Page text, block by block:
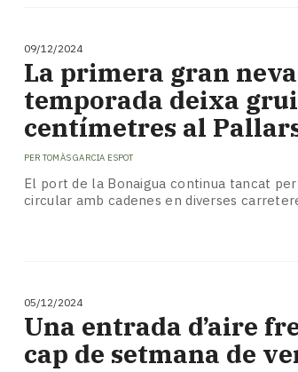
09/12/2024
La primera gran
temporada deixa
centímetres al
PER TOMÀS GARCIA ESPOT
El port de la Bonaigua continua tancat
circular amb cadenes en diverses
05/12/2024
Una entrada d’aire
cap de setmana de